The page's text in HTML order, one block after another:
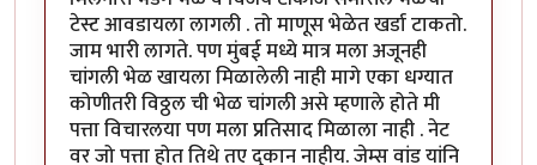
टेस्ट आवडायला लागली . तो माणूस भेळेत खर्डा टाकतो.
जाम भारी लागते. पण मुंबई मध्ये मात्र मला अजूनही
चांगली भेळ खायला मिळालेली नाही मागे एका धग्यात
कोणीतरी विठ्ठल ची भेळ चांगली असे म्हणाले होते मी
पत्ता विचारलया पण मला प्रतिसाद मिळाला नाही . नेट
वर जो पत्ता होत तिथे तए दुकान नाहीय. जेम्स वांड यांनि